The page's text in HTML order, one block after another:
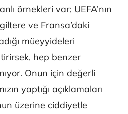
örnekleri var; UEFA’nın
ve Fransa’daki
müeyyideleri
hep benzer
Onun için değerli
yaptığı açıklamaları
üzerine ciddiyetle